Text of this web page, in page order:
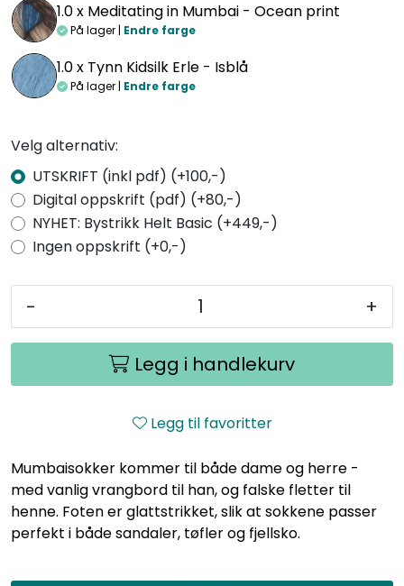
1.0 x Meditating in Mumbai - Ocean print
På lager | Endre farge
1.0 x Tynn Kidsilk Erle - Isblå
På lager | Endre farge
Velg alternativ:
UTSKRIFT (inkl pdf) (+100,-)
Digital oppskrift (pdf) (+80,-)
NYHET: Bystrikk Helt Basic (+449,-)
Ingen oppskrift (+0,-)
- +
Legg i handlekurv
Legg til favoritter
Mumbaisokker kommer til både dame og herre -
med vanlig vrangbord til han, og falske fletter til
henne. Foten er glattstrikket, slik at sokkene passer
perfekt i både sandaler, tøfler og fjellsko.